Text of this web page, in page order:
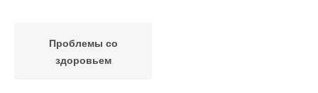
Проблемы со
здоровьем